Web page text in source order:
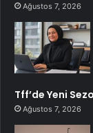
Ağustos 7, 2026
Tff’de Yeni
Ağustos 7, 2026